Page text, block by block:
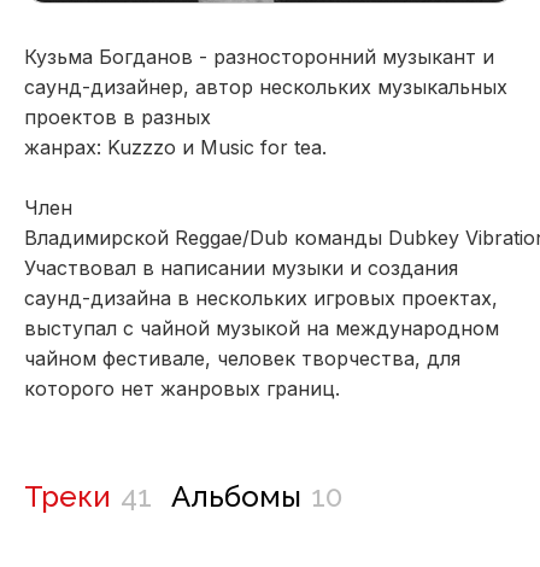
Кузьма Богданов - разносторонний музыкант и
саунд-дизайнер, автор нескольких музыкальных
проектов в разных
жанрах: Kuzzzo и Music for tea.
Член
Владимирской Reggae/Dub команды Dubkey
Участвовал в написании музыки и создания
саунд-дизайна в нескольких игровых проектах,
выступал с чайной музыкой на международном
чайном фестивале, человек творчества, для
которого нет жанровых границ.
Треки 41 Альбомы 10